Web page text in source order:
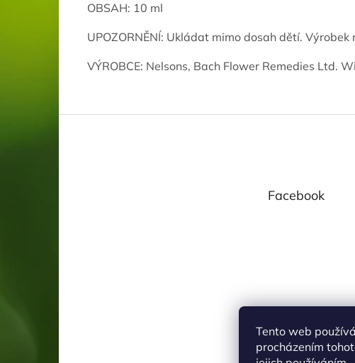
Tento web
procházením
OBSAH: 10 ml
UPOZORNĚNÍ: Ukládat mimo dosah dětí.
VÝROBCE: Nelsons, Bach Flower Remedies Ltd.
Facebook